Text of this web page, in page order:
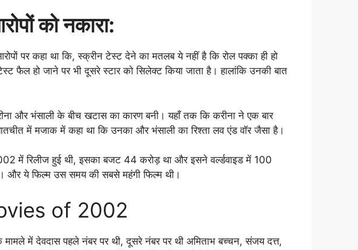
को नकारा:
पर कहा था कि, स्क्रीन टेस्ट देने का मतलब ये नहीं है कि रोल पक्का ही हो
फैल हो जाने पर भी दूसरे स्टार को सिलेक्ट किया जाता है। हालांकि उनकी बात
और भंसाली के बीच खटास का कारण बनी। यहाँ तक कि करीना ने एक बार
में मजाक में कहा था कि उनका और भंसाली का रिश्ता लव एंड वॉर जैसा है।
में रिलीज हुई थी, इसका बजट 44 करोड़ था और इसने वर्ल्डवाइड में 100
और ये फिल्म उस समय की सबसे महंगी फिल्म थी।
of 2002
में देवदास पहले नंबर पर थी, दूसरे नंबर पर थी अमिताभ बच्चन, संजय दत्त,